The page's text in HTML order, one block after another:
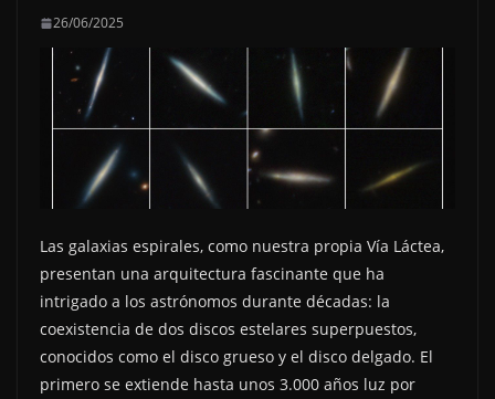
26/06/2025
Las galaxias espirales, como nuestra propia Vía Láctea,
presentan una arquitectura fascinante que ha
intrigado a los astrónomos durante décadas: la
coexistencia de dos discos estelares superpuestos,
conocidos como el disco grueso y el disco delgado. El
primero se extiende hasta unos 3.000 años luz por